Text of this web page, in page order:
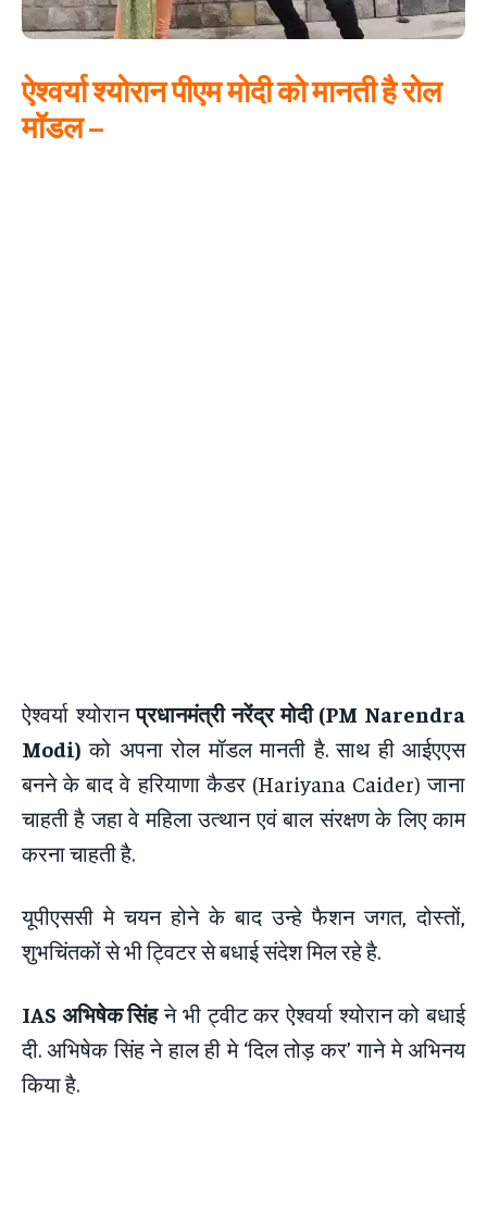
ऐश्वर्या श्योरान पीएम मोदी को मानती है रोल
मॉडल –
ऐश्वर्या श्योरानप्रधानमंत्री नरेंद्र मोदी (PM Narendra
Modi) को अपना रोल मॉडल मानती है. साथ ही आईएएस
बनने के बाद वे हरियाणा कैडर (Hariyana Caider) जाना
चाहती है जहा वे महिला उत्थान एवं बाल संरक्षण के लिए काम
करना चाहती है.
यूपीएससी मे चयन होने के बाद उन्हे फैशन जगत, दोस्तों,
शुभचिंतकों से भी ट्विटर से बधाई संदेश मिल रहे है.
IAS अभिषेक सिंहने भी ट्वीट कर ऐश्वर्या श्योरान को बधाई
दी. अभिषेक सिंह ने हाल ही मे ‘दिल तोड़ कर’ गाने मे अभिनय
किया है.